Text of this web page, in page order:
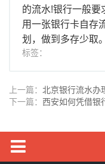
的流水!银行一般要
用一张银行卡自存
划，做到多存少取。
标签：
上一篇： 北京银行流水办
下一篇：西安如何凭借银